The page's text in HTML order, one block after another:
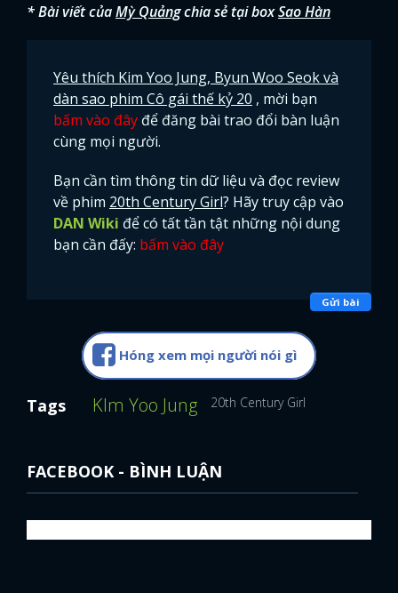
* Bài viết củaMỳ Quảngchia sẻ tại boxSao Hàn
Yêu thích Kim Yoo Jung, Byun Woo Seok và
dàn sao phim Cô gái thế kỷ 20 , mời bạn
bấm vào đây để đăng bài trao đổi bàn luận
cùng mọi người.
Bạn cần tìm thông tin dữ liệu và đọc review
về phim 20th Century Girl? Hãy truy cập vào
DAN Wiki để có tất tần tật những nội dung
bạn cần đấy: bấm vào đây
Gửi bài
Hóng xem mọi người nói gì
Tags KIm Yoo Jung 20th Century Girl
FACEBOOK - BÌNH LUẬN